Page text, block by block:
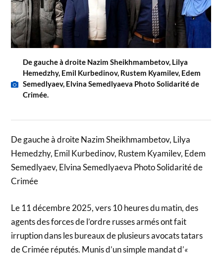
De gauche à droite Nazim Sheikhmambetov, Lilya
Hemedzhy, Emil Kurbedinov, Rustem Kyamilev, Edem
Semedlyaev, Elvina Semedlyaeva Photo Solidarité de
Crimée.
De gauche à droite Nazim Sheikhmambetov, Lilya
Hemedzhy, Emil Kurbedinov, Rustem Kyamilev, Edem
Semedlyaev, Elvina Semedlyaeva Photo Solidarité de
Crimée
Le 11 décembre 2025, vers 10 heures du matin, des
agents des forces de l’ordre russes armés ont fait
irruption dans les bureaux de plusieurs avocats tatars
de Crimée réputés. Munis d’un simple mandat d’«